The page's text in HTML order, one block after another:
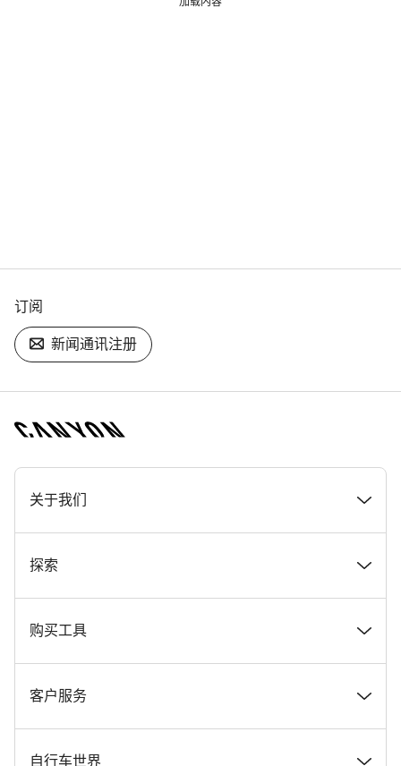
订阅
新闻通讯注册
[footer.linksList.title]
关于我们
奖项
在 Canyon 工作
Canyon 新闻发布室
条款和条件
探索
新闻和故事
提示和建议
Canyon Home Koblenz
购买工具
找到您梦寐以求的 Canyon 自行车
现货自行车
客户服务
支持中心
自行车世界